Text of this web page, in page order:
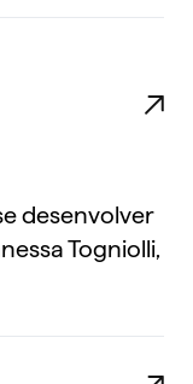
desenvolver
Togniolli,